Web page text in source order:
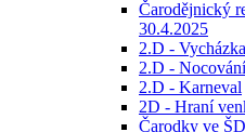
Čarodějnický
30.4.2025
2.D -
2.D - Nocování
2.D - Karneval
2D - Hraní
Čarodky ve